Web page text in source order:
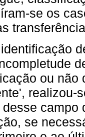
se os
ou não
realizou-
se